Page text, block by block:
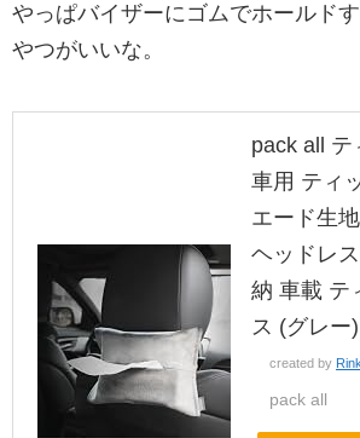
やっぱバイザーにゴムでホールド
やつがいいな。
pack all テ
車用 ティ
エード生
ヘッドレ
納 車載 テ
ス (グレー)
created by
pack all